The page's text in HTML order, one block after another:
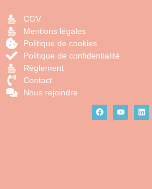
CGV
Mentions légales
Politique de cookies
Politique de confidentialité
Règlement
Contact
Nous rejoindre